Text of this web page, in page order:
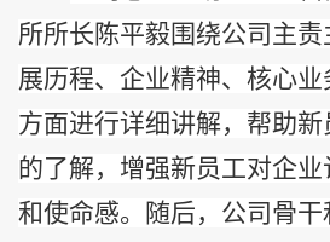
所所长陈平毅围绕公司主
展历程、企业精神、核心
方面进行详细讲解，帮助新
的了解，增强新员工对企
和使命感。随后，公司骨